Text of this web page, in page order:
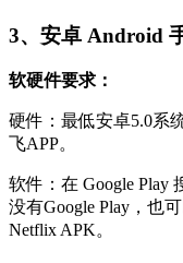
3、安卓 Android
软硬件要求：
硬件：最低安卓5.0系
飞APP。
软件：在 Google Play
没有Google Play，也
Netflix APK。